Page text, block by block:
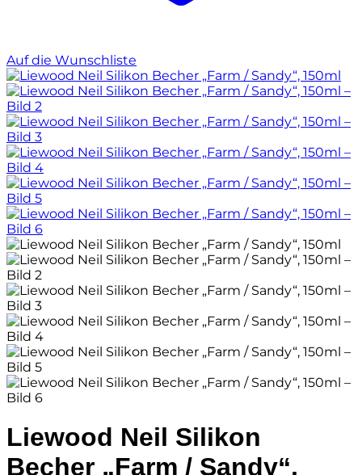
Auf die Wunschliste
Liewood Neil Silikon
Becher „Farm / Sandy“,